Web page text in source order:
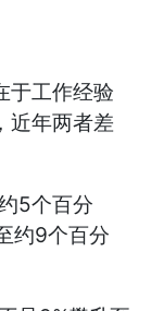
于工作经验
近年两者差
5个百分
约9个百分